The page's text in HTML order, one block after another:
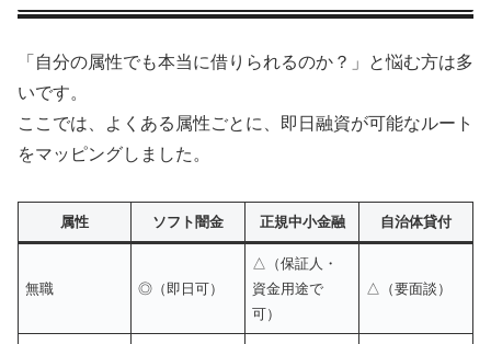
「自分の属性でも本当に借りられるのか？」と悩む方は多
いです。
ここでは、よくある属性ごとに、即日融資が可能なルート
をマッピングしました。
属性 ソフト闇金 正規中小金融 自治体貸付
無職 ◎（即日可）
△（保証人・
資金用途で
可）
△（要面談）